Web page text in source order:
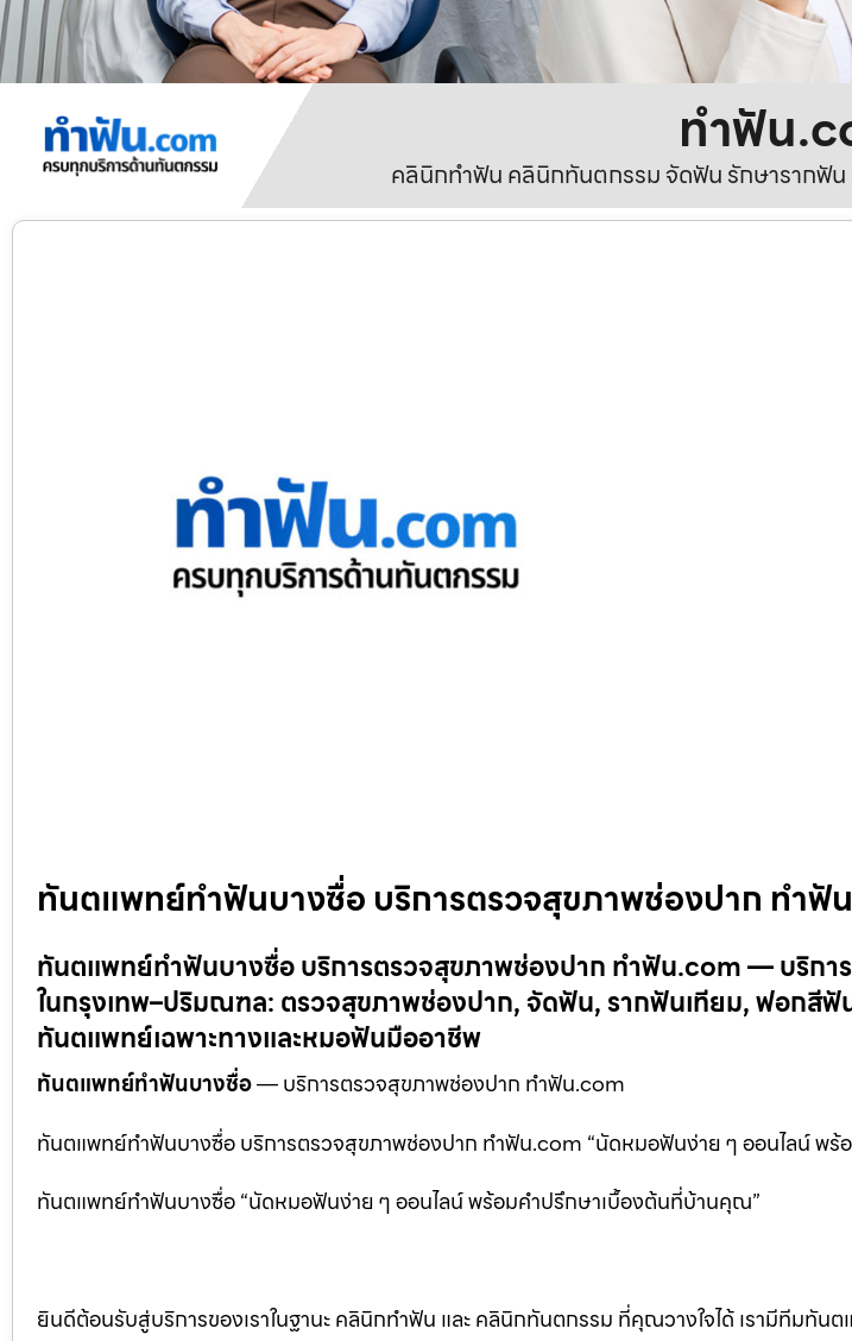
ทําฟัน
คลินิกทำฟัน คลินิกทันตกรรม จัดฟัน รักษารากฟั
ทันตแพทย์ทำฟันบางซื่อ บริการตรวจสุขภาพช่องปาก ทำฟั
ทันตแพทย์ทำฟันบางซื่อ บริการตรวจสุขภาพช่องปาก ทำฟัน.com — บริกา
ในกรุงเทพ–ปริมณฑล: ตรวจสุขภาพช่องปาก, จัดฟัน, รากฟันเทียม, ฟอกสี
ทันตแพทย์เฉพาะทางและหมอฟันมืออาชีพ
ทันตแพทย์ทำฟันบางซื่อ— บริการตรวจสุขภาพช่องปาก ทำฟัน.com
ทันตแพทย์ทำฟันบางซื่อ บริการตรวจสุขภาพช่องปาก ทำฟัน.com “นัดหมอฟันง่าย ๆ ออนไลน์ พ
ทันตแพทย์ทำฟันบางซื่อ “นัดหมอฟันง่าย ๆ ออนไลน์ พร้อมคำปรึกษาเบื้องต้นที่บ้านคุณ”
ยินดีต้อนรับสู่บริการของเราในฐานะ คลินิกทำฟัน และ คลินิกทันตกรรม ที่คุณวางใจได้ เรามีทีมทัน